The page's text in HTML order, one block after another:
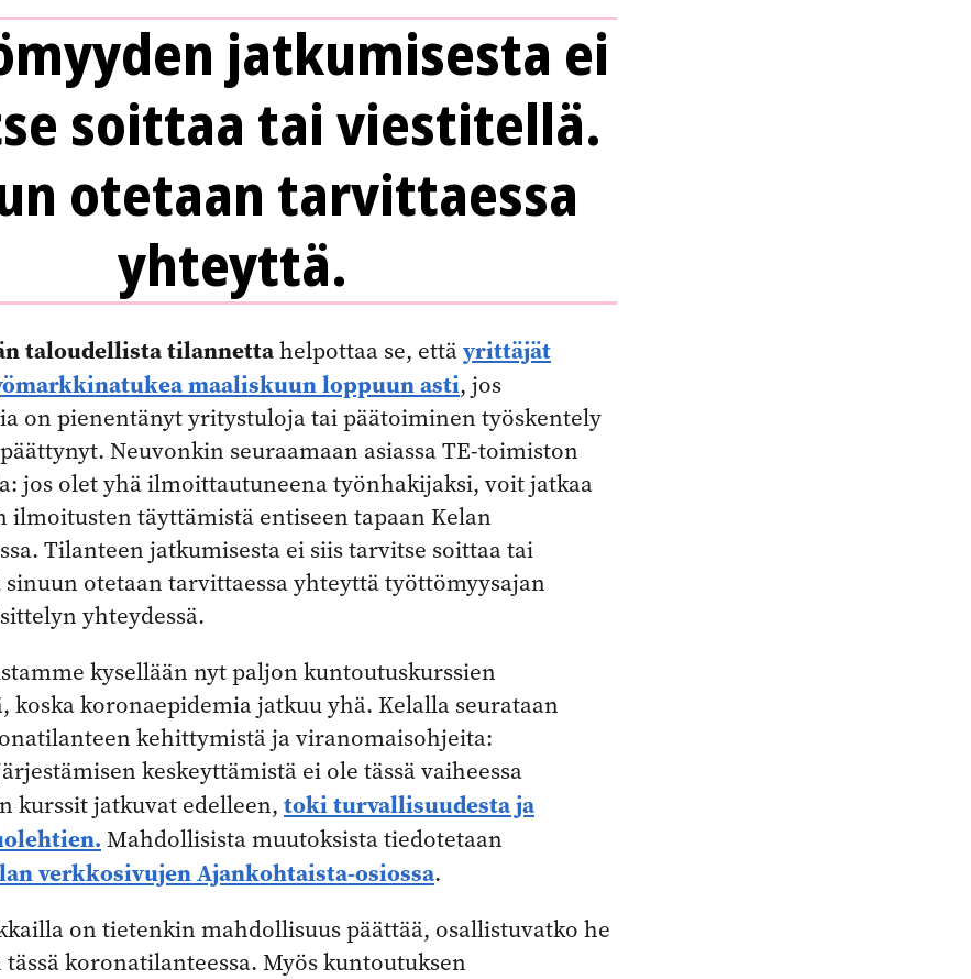
jatkumisesta ei
soittaa tai viestitellä.
otetaan tarvittaessa
yhteyttä.
taloudellista tilannettahelpottaa se, ettäyrittäjät
maaliskuun loppuun asti, jos
on pienentänyt yritystuloja tai päätoiminen työskentely
Neuvonkin seuraamaan asiassa TE-toimiston
jos olet yhä ilmoittautuneena työnhakijaksi, voit jatkaa
ilmoitusten täyttämistä entiseen tapaan Kelan
Tilanteen jatkumisesta ei siis tarvitse soittaa tai
otetaan tarvittaessa yhteyttä työttömyysajan
yhteydessä.
kysellään nyt paljon kuntoutuskurssien
koska koronaepidemia jatkuu yhä. Kelalla seurataan
kehittymistä ja viranomaisohjeita:
keskeyttämistä ei ole tässä vaiheessa
kurssit jatkuvat edelleen, toki turvallisuudesta ja
Mahdollisista muutoksista tiedotetaan
verkkosivujen Ajankohtaista-osiossa.
on tietenkin mahdollisuus päättää, osallistuvatko he
koronatilanteessa. Myös kuntoutuksen